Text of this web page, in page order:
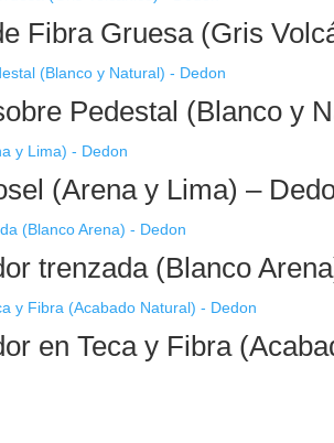
Fibra Gruesa (Gris
Pedestal (Blanco y
(Arena y Lima) –
trenzada (Blanco
en Teca y Fibra